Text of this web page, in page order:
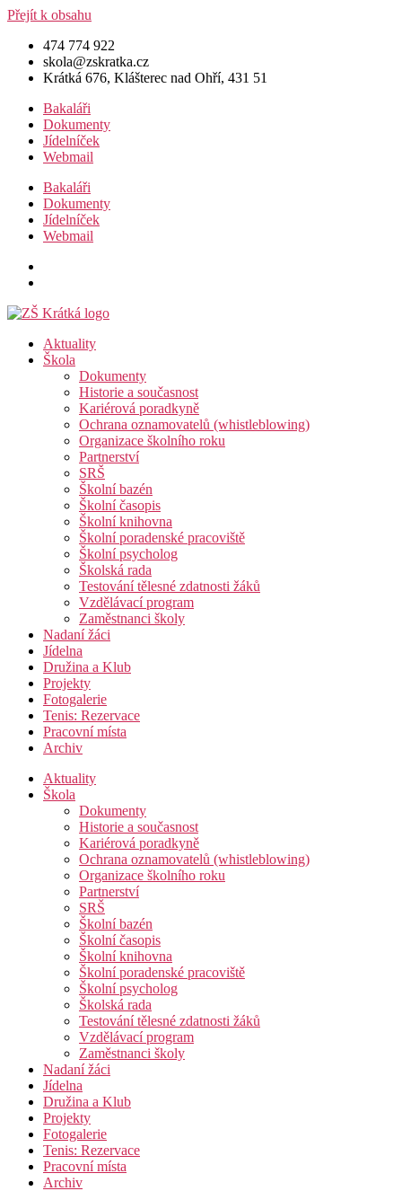
Přejít k obsahu
474 774 922
skola@zskratka.cz
Krátká 676, Klášterec nad Ohří, 431 51
Bakaláři
Dokumenty
Jídelníček
Webmail
Bakaláři
Dokumenty
Jídelníček
Webmail
Aktuality
Škola
Dokumenty
Historie a současnost
Kariérová poradkyně
Ochrana oznamovatelů (whistleblowing)
Organizace školního roku
Partnerství
SRŠ
Školní bazén
Školní časopis
Školní knihovna
Školní poradenské pracoviště
Školní psycholog
Školská rada
Testování tělesné zdatnosti žáků
Vzdělávací program
Zaměstnanci školy
Nadaní žáci
Jídelna
Družina a Klub
Projekty
Fotogalerie
Tenis: Rezervace
Pracovní místa
Archiv
Aktuality
Škola
Dokumenty
Historie a současnost
Kariérová poradkyně
Ochrana oznamovatelů (whistleblowing)
Organizace školního roku
Partnerství
SRŠ
Školní bazén
Školní časopis
Školní knihovna
Školní poradenské pracoviště
Školní psycholog
Školská rada
Testování tělesné zdatnosti žáků
Vzdělávací program
Zaměstnanci školy
Nadaní žáci
Jídelna
Družina a Klub
Projekty
Fotogalerie
Tenis: Rezervace
Pracovní místa
Archiv